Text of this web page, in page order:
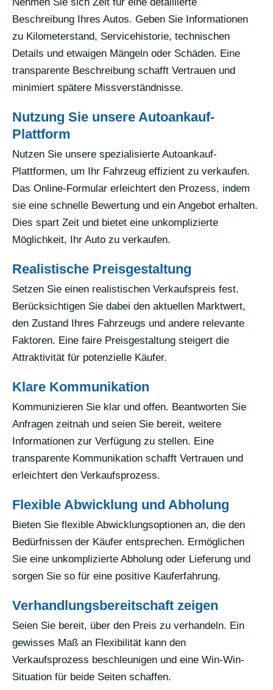
Beschreibung Ihres Autos. Geben Sie Informationen
zu Kilometerstand, Servicehistorie, technischen
Details und etwaigen Mängeln oder Schäden. Eine
transparente Beschreibung schafft Vertrauen und
minimiert spätere Missverständnisse.
Nutzung Sie unsere Autoankauf-
Plattform
Nutzen Sie unsere spezialisierte Autoankauf-
Plattformen, um Ihr Fahrzeug effizient zu verkaufen.
Das Online-Formular erleichtert den Prozess, indem
sie eine schnelle Bewertung und ein Angebot erhalten.
Dies spart Zeit und bietet eine unkomplizierte
Möglichkeit, Ihr Auto zu verkaufen.
Realistische Preisgestaltung
Setzen Sie einen realistischen Verkaufspreis fest.
Berücksichtigen Sie dabei den aktuellen Marktwert,
den Zustand Ihres Fahrzeugs und andere relevante
Faktoren. Eine faire Preisgestaltung steigert die
Attraktivität für potenzielle Käufer.
Klare Kommunikation
Kommunizieren Sie klar und offen. Beantworten Sie
Anfragen zeitnah und seien Sie bereit, weitere
Informationen zur Verfügung zu stellen. Eine
transparente Kommunikation schafft Vertrauen und
erleichtert den Verkaufsprozess.
Flexible Abwicklung und Abholung
Bieten Sie flexible Abwicklungsoptionen an, die den
Bedürfnissen der Käufer entsprechen. Ermöglichen
Sie eine unkomplizierte Abholung oder Lieferung und
sorgen Sie so für eine positive Kauferfahrung.
Verhandlungsbereitschaft zeigen
Seien Sie bereit, über den Preis zu verhandeln. Ein
gewisses Maß an Flexibilität kann den
Verkaufsprozess beschleunigen und eine Win-Win-
Situation für beide Seiten schaffen.